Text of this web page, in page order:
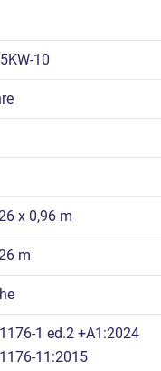
10
x 0,96 m
m
1 ed.2 +A1:2024
11:2015